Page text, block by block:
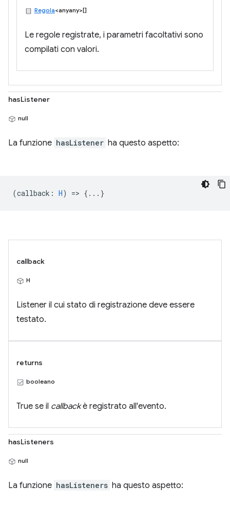
Regola<anyany>[]
Le regole registrate, i parametri facoltativi sono
compilati con valori.
hasListener
null
La funzione hasListener ha questo aspetto:
(callback : H) => {...}
callback
H
Listener il cui stato di registrazione deve essere
testato.
returns
booleano
True se il callbackè registrato all'evento.
hasListeners
null
La funzione hasListeners ha questo aspetto: